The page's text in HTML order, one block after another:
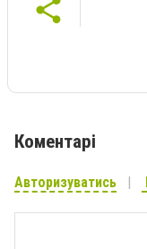
Коментарі
Авторизуватись